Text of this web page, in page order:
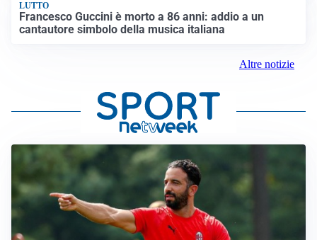
LUTTO
Francesco Guccini è morto a 86 anni: addio a un
cantautore simbolo della musica italiana
Altre notizie